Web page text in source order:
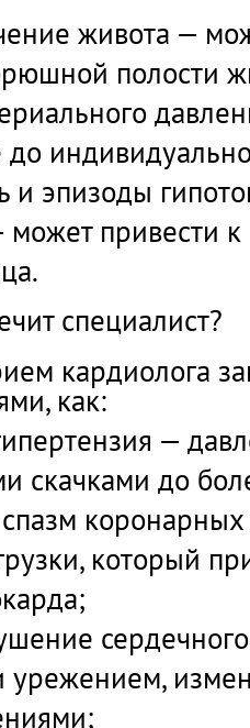
живота —
полости
и эпизоды
может привести
специалист?
кардиолога
как:
—
скачками до
который